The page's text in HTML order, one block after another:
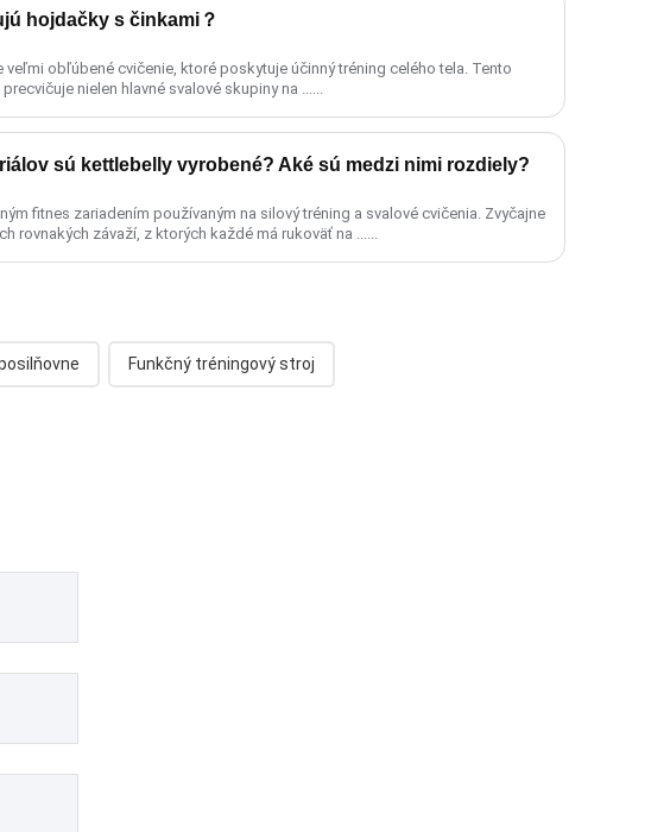
hojdačky s činkami？
veľmi obľúbené cvičenie, ktoré poskytuje účinný tréning celého tela. Tento
nielen hlavné svalové skupiny na ......
sú kettlebelly vyrobené? Aké sú medzi nimi rozdiely?
fitnes zariadením používaným na silový tréning a svalové cvičenia. Zvyčajne
rovnakých závaží, z ktorých každé má rukoväť na ......
Funkčný tréningový stroj